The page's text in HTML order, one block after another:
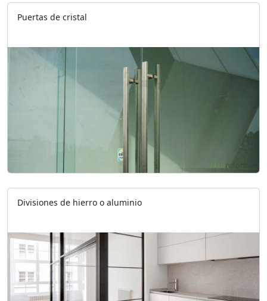
Puertas de cristal
Divisiones de hierro o aluminio